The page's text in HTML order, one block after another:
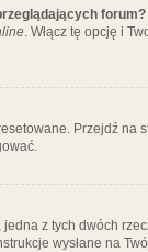
forum?
. Włącz tę opcję i
Przejdź na
z tych dwóch
wysłane na